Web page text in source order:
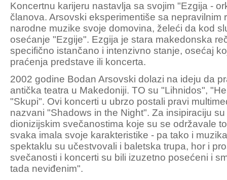
Koncertnu karijeru nastavlja sa svojim "Ezgija -
članova. Arsovski eksperimentiše sa nepravilnim
narodne muzike svoje domovina, želeći da kod
osećanje "Ezgije". Ezgija je stara makedonska
specifično istančano i intenzivno stanje, osećaj
praćenja predstave ili koncerta.
2002 godine Bodan Arsovski dolazi na ideju da
antička teatra u Makedoniji. TO su "Lihnidos",
"Skupi". Ovi koncerti u ubrzo postali pravi
nazvani "Shadows in the Night". Za insipiraciju
dionizijskim svečanostima koje su se održavale
svaka imala svoje karakteristike - pa tako i
spektaklu su učestvovali i baletska trupa, hor i
svečanosti i koncerti su bili izuzetno posećeni i
tada neviđenim".